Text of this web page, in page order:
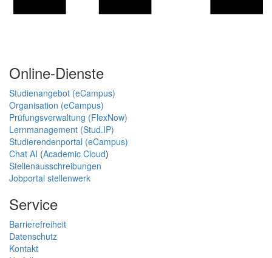
Online-Dienste
Studienangebot (eCampus)
Organisation (eCampus)
Prüfungsverwaltung (FlexNow)
Lernmanagement (Stud.IP)
Studierendenportal (eCampus)
Chat AI (Academic Cloud)
Stellenausschreibungen
Jobportal stellenwerk
Service
Barrierefreiheit
Datenschutz
Kontakt